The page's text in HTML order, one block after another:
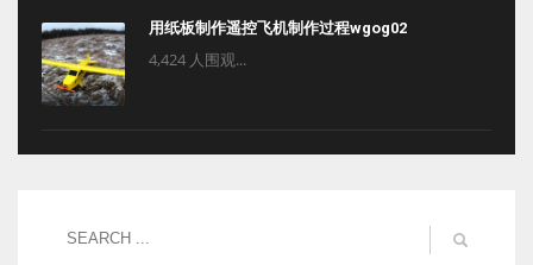
用纸板制作遥控飞机制作过程wgog02
4,424 人围观...